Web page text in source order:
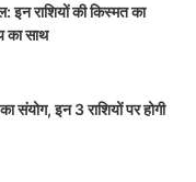
राशियों की किस्मत का
का साथ
संयोग, इन 3 राशियों पर होगी